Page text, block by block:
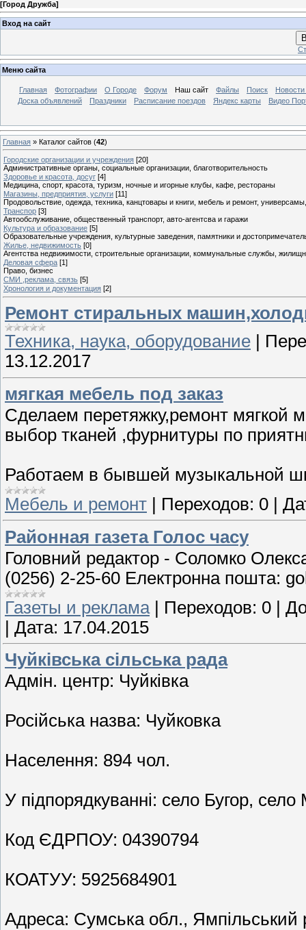
[Город Дружба]
Вход на сайт
Меню сайта
Главная Фотографии О Городе Форум Наш сайт Файлы Поиск
Доска объявлений
Праздники Расписание поездов Яндекс карты Видео
Главная » Каталог сайтов (42)
Городские организации и учреждения [20]
Административные органы, социальные организации, благотворительность
Здоровье и красота, досуг [4]
Медицина, спорт, красота, туризм, ночные и игорные клубы, кафе, рестораны
Магазины, предприятия, услуги [11]
Продовольствие, одежда, техника, канцтовары и книги, мебель и ремонт,
Транспор [3]
Автообслуживание, общественный транспорт, авто-агентсва и гаражи
Культура и образование [5]
Образовательные учреждения, культурные заведения, памятники и
Жилье, недвижимость [0]
Агентства недвижимости, строительные организации, коммунальные службы,
Деловая сфера [1]
Право, бизнес
СМИ ,реклама, связь [5]
Хронология и документация [2]
Ремонт стиральных
Техника, наука, оборудование
13.12.2017
мягкая мебель под заказ
Сделаем перетяжку,ремонт мягкой
выбор тканей ,фурнитуры по
Работаем в бывшей музыкальной
Мебель и ремонт
Переходов: 0
Районная газета Голос часу
Головний редактор - Соломко
(0256) 2-25-60 Електронна пошта:
Газеты и реклама | Переходов: 0 |
| Дата: 17.04.2015
Чуйківська сільська рада
Адмін. центр: Чуйкiвка
Російська назва: Чуйковка
Населення: 894 чол.
У підпорядкуванні: село Бугор,
Код ЄДРПОУ: 04390794
КОАТУУ: 5925684901
Адреса: Сумська обл., Ямпільський